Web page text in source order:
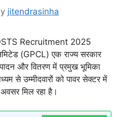
jitendrasinha
Recruitment 2025
(GPCL) एक राज्य सरकार
और वितरण में प्रमुख भूमिका
से उम्मीदवारों को पावर सेक्टर में
मिल रहा है।